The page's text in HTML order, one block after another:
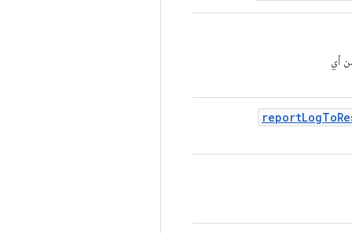
أي
reportLogTo